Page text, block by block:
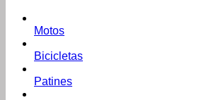
Motos
Bicicletas
Patines